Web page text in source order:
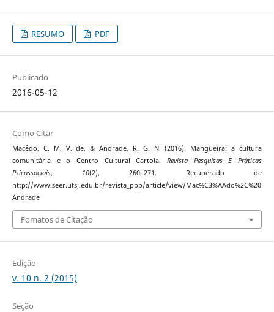
RESUMO PDF
Publicado
2016-05-12
Como Citar
Macêdo, C. M. V. de, & Andrade, R. G. N. (2016). Mangueira: a cultura
comunitária e o Centro Cultural Cartola.Revista Pesquisas E Práticas
Psicossociais, 10(2), 260–271. Recuperado de
http://www.seer.ufsj.edu.br/revista_ppp/article/view/Mac%C3%AAdo%2C%20
Andrade
Fomatos de Citação
Edição
v. 10 n. 2 (2015)
Seção